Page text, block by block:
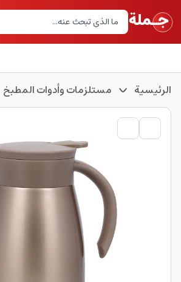
الرئيسية مستلزمات وأدوات المطبخ